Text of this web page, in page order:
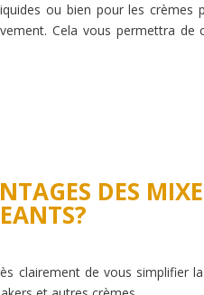
ou bien pour les crèmes
Cela vous permettra
DES
clairement de vous simplifier